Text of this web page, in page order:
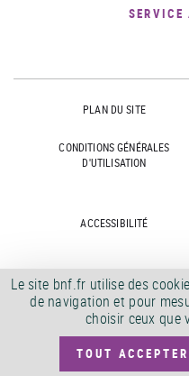
SERVICE
PLAN DU SITE
CONDITIONS GÉNÉRALES
D'UTILISATION
ACCESSIBILITÉ
MARCHÉS PUBLICS
DÉMATÉRIALISATION FACTURES
©
Le site bnf.fr utilise des
de navigation et pour
choisir ceux que
TOUT ACCEPTER